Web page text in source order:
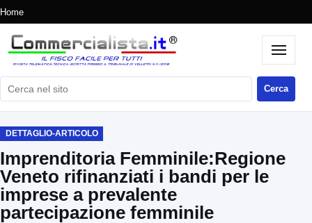
Home
Cerca nel sito Cerca
DETTAGLIO-ARTICOLO
Imprenditoria Femminile:Regione
Veneto rifinanziati i bandi per le
imprese a prevalente
partecipazione femminile